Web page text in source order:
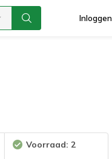
Inloggen
Voorraad: 2